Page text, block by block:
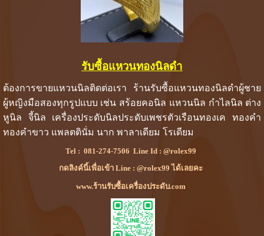
รับซื้อแหวนทองนิลดำ
ต้องการขายแหวนนิลติดต่อเรา ร้านรับซื้อแหวนทองนิลดำผู้ชาย
ผู้หญิงมือสองทุกรูปแบบ เช่น สร้อยคอนิล แหวนนิล กำไลนิล ต่าง
หูนิล จี้นิล เครื่องประดับนิลประดับเพชรตัวเรือนทองเค ทองคำ
ทองคำขาว แพลตตินั่ม นาก พาลาเดียม โรเดียม
Tel :081-274-7506 Line Id :@rolex99
กดลิงค์นี้เพื่อเข้า Line : @rolex99 ได้เลยคะ
www.ร้านรับซื้อเครื่องประดับ.com